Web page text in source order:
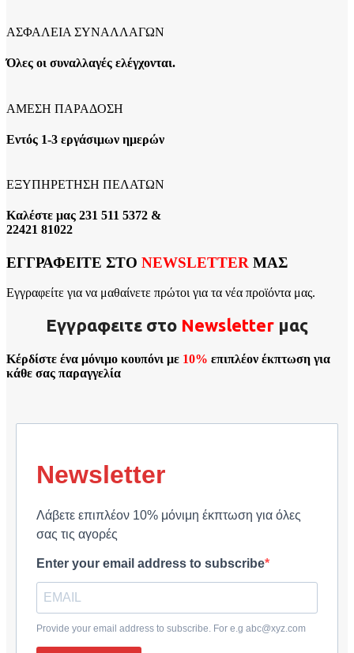
ΑΣΦΑΛΕΙΑ ΣΥΝΑΛΛΑΓΩΝ
Όλες οι συναλλαγές ελέγχονται.
ΑΜΕΣΗ ΠΑΡΑΔΟΣΗ
Εντός 1-3 εργάσιμων ημερών
ΕΞΥΠΗΡΕΤΗΣΗ ΠΕΛΑΤΩΝ
Καλέστε μας 231 511 5372 &
22421 81022
ΕΓΓΡΑΦΕΙΤΕ ΣΤΟ NEWSLETTER ΜΑΣ
Εγγραφείτε για να μαθαίνετε πρώτοι για τα νέα προϊόντα μας.
Εγγραφειτε στο Νewsletter μας
Κέρδίστε ένα μόνιμο κουπόνι με 10% επιπλέον έκπτωση για
κάθε σας παραγγελία
Newsletter
Λάβετε επιπλέον 10% μόνιμη έκπτωση για όλες
σας τις αγορές
Enter your email address to subscribe
Provide your email address to subscribe. For e.g abc@xyz.com